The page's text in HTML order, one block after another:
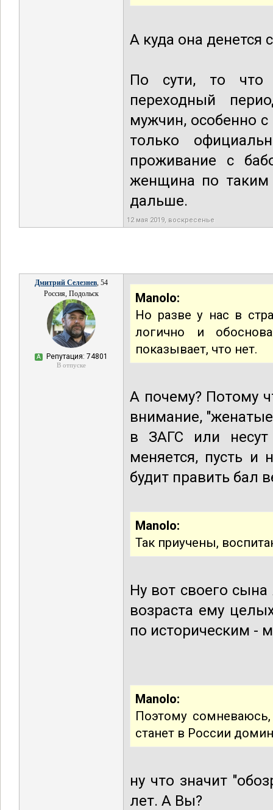
А куда она денется
По сути, то что
переходный
мужчин, особенно
только
проживание с
женщина по таким
дальше.
12 мая 2019, воскресенье
Дмитрий Селезнев, 54
Россия, Подольск
А Репутация: 74801
В отпуске
Manolo:
Но разве у нас в
логично и
показывает, что нет.
А почему? Потому
внимание,
в ЗАГС или
меняется, пусть и
будит править бал
Manolo:
Так приучены,
Ну вот своего
возраста ему
по историческим -
Manolo:
Поэтому
станет в России
ну что значит
лет. А Вы?